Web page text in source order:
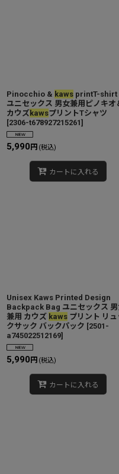
特集:
Pinocchio & kaws printT-
ユニセックス 男女兼用ピノキオ
カウズ kawsプリントTシャツ
[2306-t678927215261]
5,990 円 (税込)
カートに入れる
Unisex Kaws Printed Design
Backpack Bag ユニセックス 男
兼用 カウズ kaws プリント リュ
クサック バックパック [2501-
a745022512169]
5,990 円 (税込)
カートに入れる